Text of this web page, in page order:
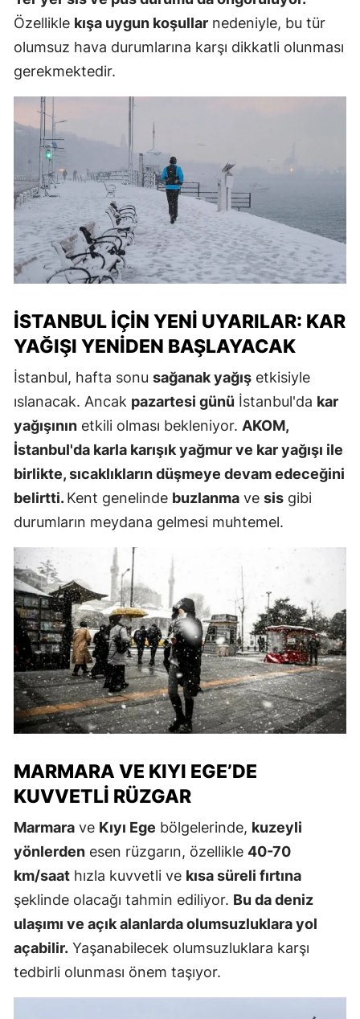
Özellikle kışa uygun koşullar nedeniyle, bu tür
olumsuz hava durumlarına karşı dikkatli olunması
gerekmektedir.
İSTANBUL İÇIN YENI UYARILAR: KAR
YAĞIŞI YENIDEN BAŞLAYACAK
İstanbul, hafta sonu sağanak yağış etkisiyle
ıslanacak. Ancak pazartesi günü İstanbul'da kar
yağışının etkili olması bekleniyor. AKOM,
İstanbul'da karla karışık yağmur ve kar yağışı ile
birlikte, sıcaklıkların düşmeye devam edeceğini
belirtti.Kent genelinde buzlanma ve sis gibi
durumların meydana gelmesi muhtemel.
MARMARA VE KIYI EGE’DE
KUVVETLI RÜZGAR
Marmara ve Kıyı Ege bölgelerinde, kuzeyli
yönlerden esen rüzgarın, özellikle 40-70
km/saat hızla kuvvetli ve kısa süreli fırtına
şeklinde olacağı tahmin ediliyor. Bu da deniz
ulaşımı ve açık alanlarda olumsuzluklara yol
açabilir. Yaşanabilecek olumsuzluklara karşı
tedbirli olunması önem taşıyor.